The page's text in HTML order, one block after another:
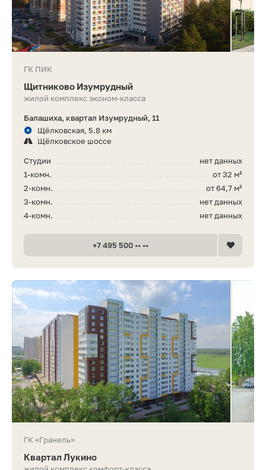
ГК ПИК
Щитниково Изумрудный
жилой комплекс эконом-класса
Балашиха, квартал Изумрудный, 11
Щёлковская, 5.8 км
Щёлковское шоссе
нет данных
Студии
от 32 м²
1-комн.
от 64,7 м²
2-комн.
нет данных
3-комн.
нет данных
4-комн.
+7 495 500 •• ••
ГК «Гранель»
Квартал Лукино